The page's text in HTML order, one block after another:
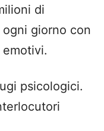
di
giorno con
psicologici.